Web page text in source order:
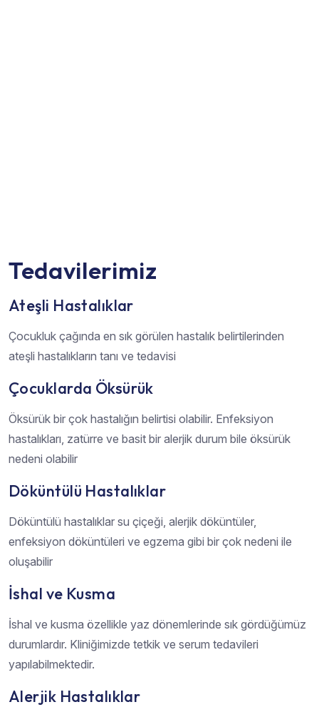
Tedavilerimiz
Ateşli Hastalıklar
Çocukluk çağında en sık görülen hastalık belirtilerinden
ateşli hastalıkların tanı ve tedavisi
Çocuklarda Öksürük
Öksürük bir çok hastalığın belirtisi olabilir. Enfeksiyon
hastalıkları, zatürre ve basit bir alerjik durum bile öksürük
nedeni olabilir
Döküntülü Hastalıklar
Döküntülü hastalıklar su çiçeği, alerjik döküntüler,
enfeksiyon döküntüleri ve egzema gibi bir çok nedeni ile
oluşabilir
İshal ve Kusma
İshal ve kusma özellikle yaz dönemlerinde sık gördüğümüz
durumlardır. Kliniğimizde tetkik ve serum tedavileri
yapılabilmektedir.
Alerjik Hastalıklar